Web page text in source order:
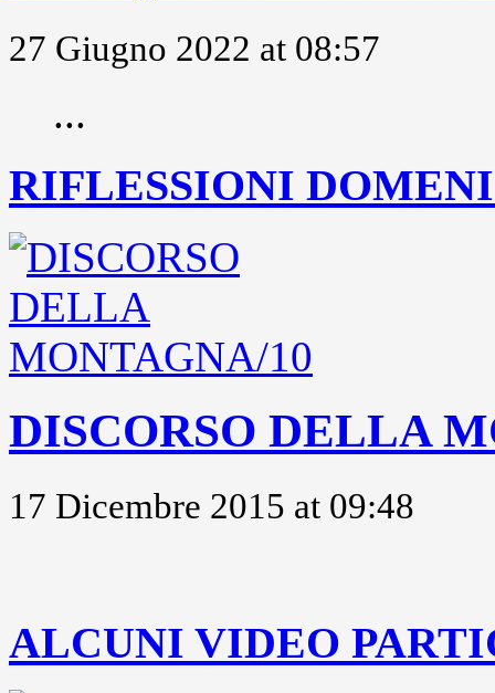
27 Giugno 2022 at 08:57
...
RIFLESSIONI
DISCORSO DELLA
17 Dicembre 2015 at 09:48
ALCUNI VIDEO